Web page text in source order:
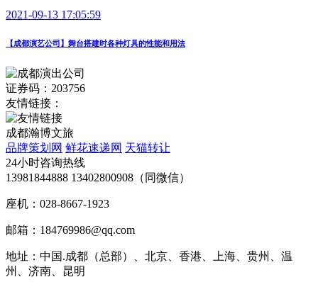
2021-09-13 17:05:59
【成都演艺公司】舞台搭建时各种灯具的性能和用法
证券码：203756
友情链接：
成都瀚博文旅
品牌策划网 鲜花速递网 天猫转让
24小时咨询热线
13981844888 13402800908（同微信）
座机：028-8667-1923
邮箱：184769986@qq.com
地址：中国.成都（总部）、北京、香港、上海、贵州、温
州、济南、昆明